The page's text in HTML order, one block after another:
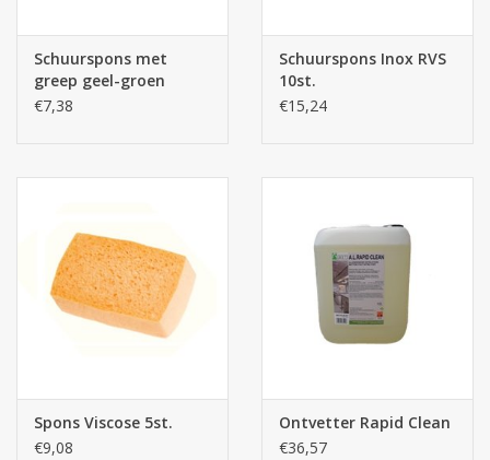
Schuurspons met
greep geel-groen
GROOT 10st.
€7,38
Schuurspons Inox RVS
10st.
€15,24
Spons Viscose 5st.
€9,08
Ontvetter Rapid Clean
€36,57